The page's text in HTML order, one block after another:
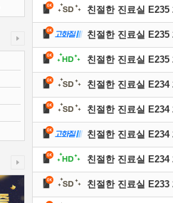
친절한 진료실 E235
친절한 진료실 E235
친절한 진료실 E235
친절한 진료실 E234
친절한 진료실 E234
친절한 진료실 E234
친절한 진료실 E234
친절한 진료실 E233